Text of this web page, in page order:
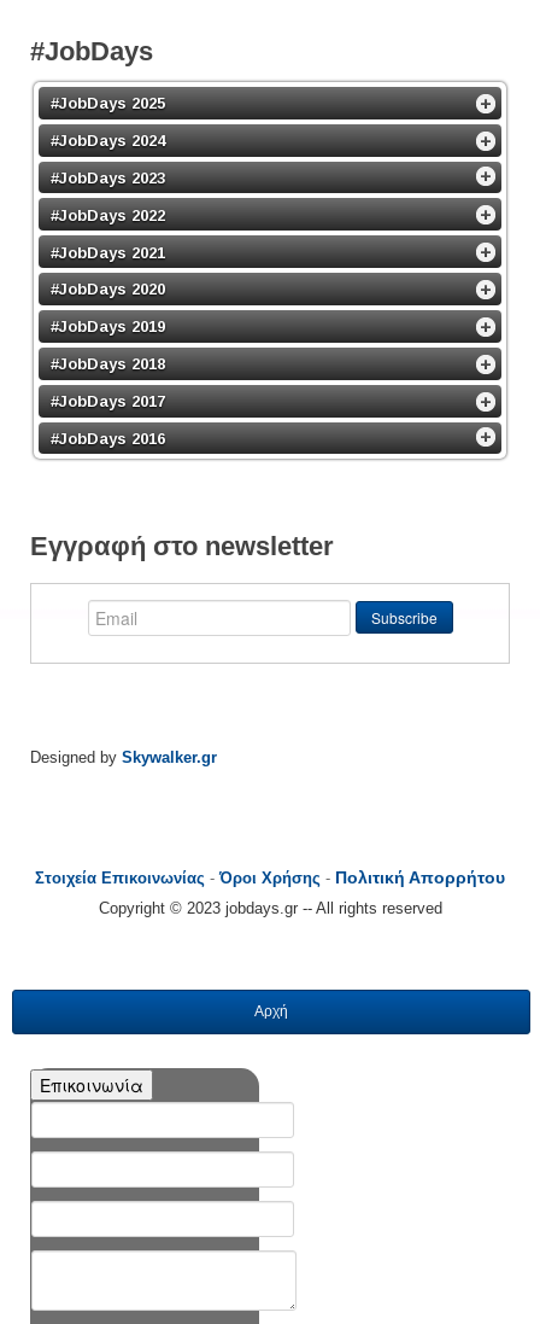
#JobDays
#JobDays 2025
#JobDays 2024
#JobDays 2023
#JobDays 2022
#JobDays 2021
#JobDays 2020
#JobDays 2019
#JobDays 2018
#JobDays 2017
#JobDays 2016
Εγγραφή στο newsletter
Designed by Skywalker.gr
Στοιχεία Επικοινωνίας -Όροι Χρήσης - Πολιτική Απορρήτου
Copyright © 2023 jobdays.gr -- All rights reserved
Αρχή